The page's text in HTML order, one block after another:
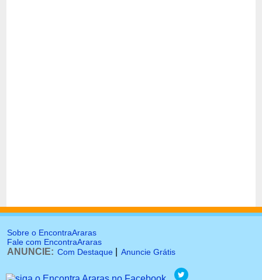
Sobre o EncontraAraras
Fale com EncontraAraras
ANUNCIE: Com Destaque Anuncie Grátis